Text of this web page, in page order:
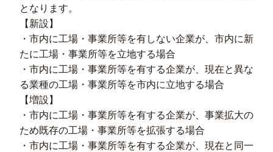
となります。
【新設】
・市内に工場・事業所等を有しない企業が、市内に新
たに工場・事業所等を立地する場合
・市内に工場・事業所等を有する企業が、現在と異な
る業種の工場・事業所等を市内に立地する場合
【増設】
・市内に工場・事業所等を有する企業が、事業拡大の
ため既存の工場・事業所等を拡張する場合
・市内に工場・事業所等を有する企業が、現在と同一